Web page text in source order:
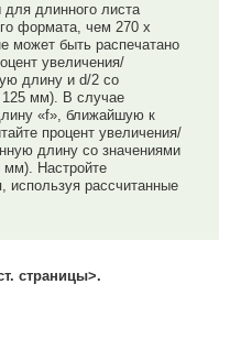
для длинного листа
формата, чем 270 х
может быть распечатано
увеличения/
длину и d/2 со
мм). В случае
«f», ближайшую к
процент увеличения/
длину со значениями
Настройте
рассчитанные
страницы>.